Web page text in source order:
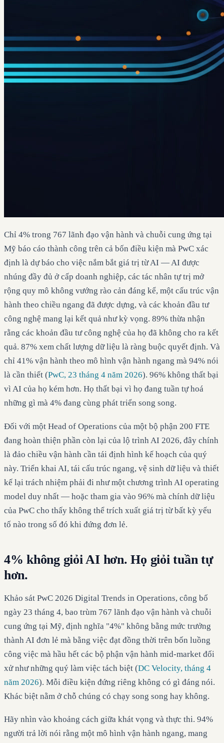
Chỉ 4% trong 767 lãnh đạo vận hành và chuỗi cung ứng tại
Mỹ báo cáo thành công trên cả bốn điều kiện mà PwC xác
định là dự báo cho việc nắm bắt giá trị từ AI — AI được
nhúng đầy đủ ở cấp doanh nghiệp, các tác nhân tự trị mở
rộng quy mô không vướng rào cản đáng kể, một cấu trúc vận
hành theo chiều ngang đã được dựng, và các khoản đầu tư
công nghệ mang lại kết quả như kỳ vọng. 89% thừa nhận
rằng các khoản đầu tư công nghệ của họ đã không cho ra kết
quả. 87% xem chất lượng dữ liệu là ràng buộc quyết định. Và
chỉ 41% vận hành theo mô hình vận hành ngang mà 94% nói
là cần thiết (PwC, 23 tháng 4 năm 2026). 96% không thất bại
vì AI của họ kém hơn. Họ thất bại vì họ đang tuần tự hoá
những gì mà 4% đang cùng phát triển song song.
Đối với một Head of Operations của một bộ phận 200 FTE
đang hoàn thiện phần còn lại của lộ trình AI 2026, đây chính
là đảo chiều vận hành cần tái định hình kế hoạch của quý
này. Triển khai AI, tái cấu trúc ngang, vệ sinh dữ liệu và thiết
kế lại trách nhiệm phải đi như một chương trình AI operating
model duy nhất — hoặc tham gia vào 96% mà chính dữ liệu
của PwC cho thấy không thể trích xuất giá trị từ bất kỳ yếu
tố nào trong số đó khi đứng đơn lẻ.
4% không giỏi AI hơn. Họ giỏi tuần tự
hơn.
Khảo sát PwC 2026 Digital Trends in Operations, công bố
ngày 23 tháng 4, bao trùm 767 lãnh đạo vận hành và chuỗi
cung ứng tại Mỹ, định nghĩa "4%" không bằng mức trưởng
thành AI đơn lẻ mà bằng việc đạt đồng thời trên bốn luồng
công việc mà hầu hết các bộ phận vận hành mid-market đối
xử như những quý làm việc tách biệt (DC Velocity, tháng 4
năm 2026). Mỗi điều kiện đứng riêng không có gì đáng nói.
Khác biệt nằm ở chỗ chúng có chạy song song hay không.
Hãy nhìn vào khoảng cách giữa khát vọng và thực thi. 94%
người trả lời nói rằng một mô hình vận hành ngang, mang